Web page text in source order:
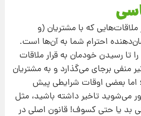
که با مشتریان (و
احترام شما به آن‌ها است.
تا رسیدن خودمان به قرار ملاقات
منفی برجای می‌گذارد و به مشتریان
اما بعضی‌ اوقات شرایطی پیش
می‌شوید تاخیر داشته باشید، مثل
بد یا حتی کسوف! قانون اصلی در